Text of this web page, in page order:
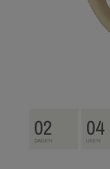
02
DAGEN 04
UREN